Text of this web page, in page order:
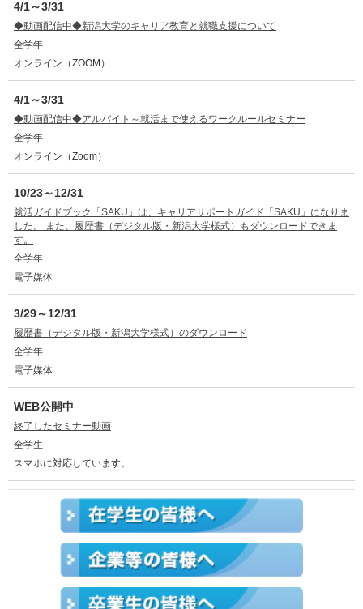
4/1～3/31
◆動画配信中◆新潟大学のキャリア教育と就職支援について
全学年
オンライン（ZOOM）
4/1～3/31
◆動画配信中◆アルバイト～就活まで使えるワークルールセミナー
全学年
オンライン（Zoom）
10/23～12/31
就活ガイドブック「SAKU」は、キャリアサポートガイド「SAKU」になりま
した。 また、履歴書（デジタル版・新潟大学様式）もダウンロードできま
す。
全学年
電子媒体
3/29～12/31
履歴書（デジタル版・新潟大学様式）のダウンロード
全学年
電子媒体
WEB公開中
終了したセミナー動画
全学生
スマホに対応しています。